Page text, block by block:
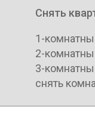
Снять
1-
2-
3-
снять